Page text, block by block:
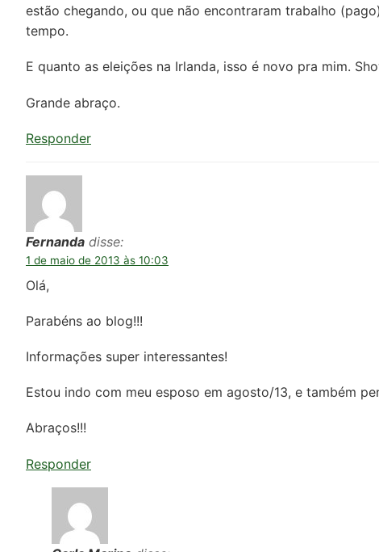
estão chegando, ou que não encontraram trabalho
tempo.
E quanto as eleições na Irlanda, isso é novo pra mim.
Grande abraço.
Responder
Fernanda disse:
1 de maio de 2013 às 10:03
Olá,
Parabéns ao blog!!!
Informações super interessantes!
Estou indo com meu esposo em agosto/13, e também
Abraços!!!
Responder